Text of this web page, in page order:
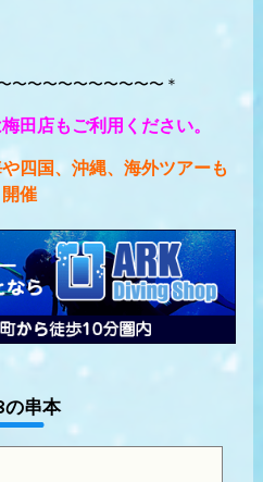
〜〜〜〜〜〜〜〜〜〜＊
田店もご利用ください。
四国、沖縄、海外ツアーも
開催
串本